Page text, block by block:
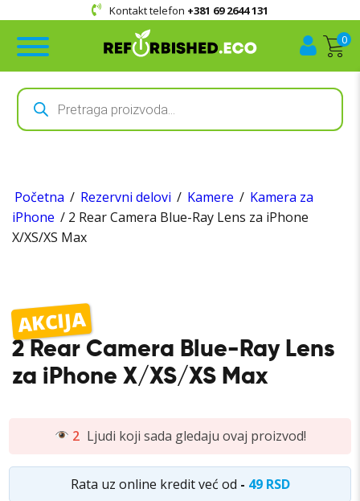
Kontakt telefon +381 69 2644 131
0
Products
search
Početna / Rezervni delovi / Kamere / Kamera za
iPhone / 2 Rear Camera Blue-Ray Lens za iPhone
X/XS/XS Max
2 Ljudi koji sada gledaju ovaj proizvod!
Rata uz online kredit već od - 49 RSD
AKCIJA
2 Rear Camera Blue-Ray Lens
za iPhone X/XS/XS Max